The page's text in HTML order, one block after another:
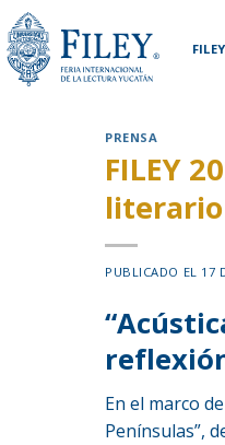
FILEY
PRENSA
FILEY
literario
PUBLICADO EL 17
En el marco
Penínsulas”,